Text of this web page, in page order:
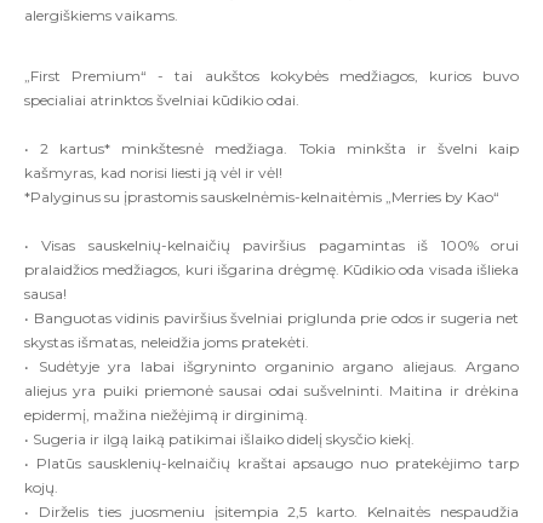
alergiškiems vaikams.
„First Premium“ - tai aukštos kokybės medžiagos, kurios buvo
specialiai atrinktos švelniai kūdikio odai.
• 2 kartus* minkštesnė medžiaga. Tokia minkšta ir švelni kaip
kašmyras, kad norisi liesti ją vėl ir vėl!
*Palyginus su įprastomis sauskelnėmis-kelnaitėmis „Merries by Kao“
• Visas sauskelnių-kelnaičių paviršius pagamintas iš 100% orui
pralaidžios medžiagos, kuri išgarina drėgmę. Kūdikio oda visada išlieka
sausa!
• Banguotas vidinis paviršius švelniai priglunda prie odos ir sugeria net
skystas išmatas, neleidžia joms pratekėti.
• Sudėtyje yra labai išgryninto organinio argano aliejaus. Argano
aliejus yra puiki priemonė sausai odai sušvelninti. Maitina ir drėkina
epidermį, mažina niežėjimą ir dirginimą.
• Sugeria ir ilgą laiką patikimai išlaiko didelį skysčio kiekį.
• Platūs sausklenių-kelnaičių kraštai apsaugo nuo pratekėjimo tarp
kojų.
• Dirželis ties juosmeniu įsitempia 2,5 karto. Kelnaitės nespaudžia